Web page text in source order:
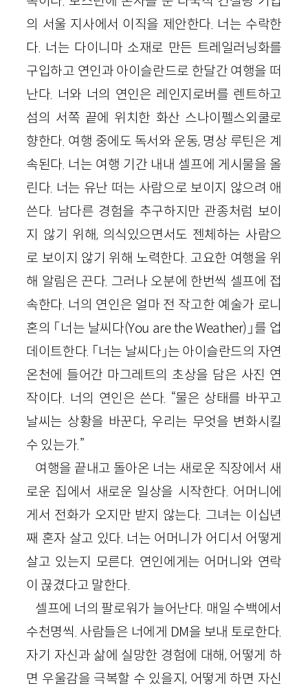
의 서울 지사에서 이직을 제안한다. 너는 수락한
다. 너는 다이니마 소재로 만든 트레일러닝화를
구입하고 연인과 아이슬란드로 한달간 여행을 떠
난다. 너와 너의 연인은 레인지로버를 렌트하고
섬의 서쪽 끝에 위치한 화산 스나이펠스외쿨로
향한다. 여행 중에도 독서와 운동, 명상 루틴은 계
속된다. 너는 여행 기간 내내 셀프에 게시물을 올
린다. 너는 유난 떠는 사람으로 보이지 않으려 애
쓴다. 남다른 경험을 추구하지만 관종처럼 보이
지 않기 위해, 의식있으면서도 젠체하는 사람으
로 보이지 않기 위해 노력한다. 고요한 여행을 위
해 알림은 끈다. 그러나 오분에 한번씩 셀프에 접
속한다. 너의 연인은 얼마 전 작고한 예술가 로니
혼의 「너는 날씨다(You are the Weather)」를 업
데이트한다. 「너는 날씨다」는 아이슬란드의 자연
온천에 들어간 마그레트의 초상을 담은 사진 연
작이다. 너의 연인은 쓴다. “물은 상태를 바꾸고
날씨는 상황을 바꾼다, 우리는 무엇을 변화시킬
수 있는가.”
여행을 끝내고 돌아온 너는 새로운 직장에서 새
로운 집에서 새로운 일상을 시작한다. 어머니에
게서 전화가 오지만 받지 않는다. 그녀는 이십년
째 혼자 살고 있다. 너는 어머니가 어디서 어떻게
살고 있는지 모른다. 연인에게는 어머니와 연락
이 끊겼다고 말한다.
셀프에 너의 팔로워가 늘어난다. 매일 수백에서
수천명씩. 사람들은 너에게 DM을 보내 토로한다.
자기 자신과 삶에 실망한 경험에 대해, 어떻게 하
면 우울감을 극복할 수 있을지, 어떻게 하면 자신